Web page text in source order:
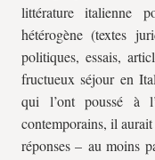
littérature italienne
hétérogène (textes
politiques, essais,
fructueux séjour en
qui l’ont poussé à
contemporains, il
réponses – au moins